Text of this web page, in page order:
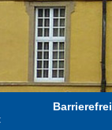
Barrierefrei